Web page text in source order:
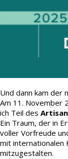
Und dann kam der
Am 11. November
ich Teil des
Ein Traum, der in
voller Vorfreude
mit internationalen
mitzugestalten.